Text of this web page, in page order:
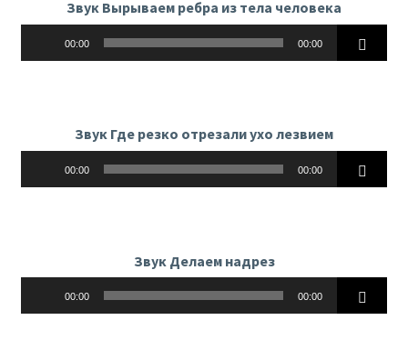
Звук Вырываем ребра из тела человека
00:00 00:00
Звук Где резко отрезали ухо лезвием
00:00 00:00
Звук Делаем надрез
00:00 00:00